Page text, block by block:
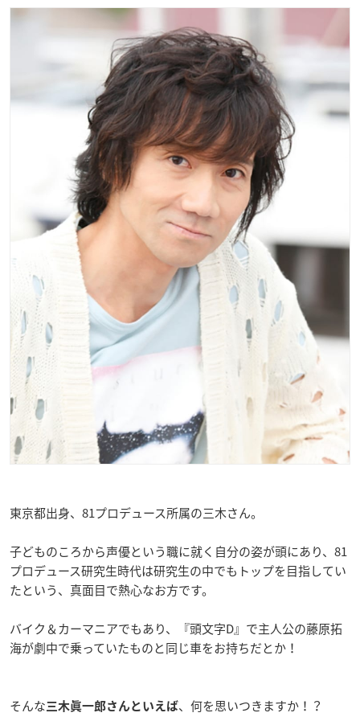
東京都出身、81プロデュース所属の三木さん。
子どものころから声優という職に就く自分の姿が頭にあり、81
プロデュース研究生時代は研究生の中でもトップを目指してい
たという、真面目で熱心なお方です。
バイク＆カーマニアでもあり、『頭文字D』で主人公の藤原拓
海が劇中で乗っていたものと同じ車をお持ちだとか！
そんな三木眞一郎さんといえば、何を思いつきますか！？